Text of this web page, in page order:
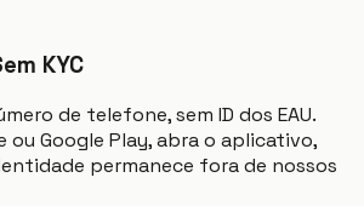
KYC
de telefone, sem ID dos EAU.
ou Google Play, abra o aplicativo,
permanece fora de nossos